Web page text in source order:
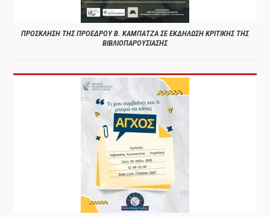
ΠΡΟΣΚΛΗΣΗ ΤΗΣ ΠΡΟΕΔΡΟΥ Β. ΚΑΜΠΑΤΖΑ ΣΕ ΕΚΔΗΛΩΣΗ ΚΡΙΤΙΚΗΣ ΤΗΣ
ΒΙΒΛΙΟΠΑΡΟΥΣΙΑΣΗΣ